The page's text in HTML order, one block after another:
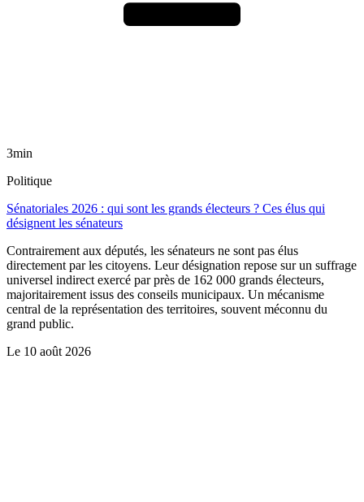
3min
Politique
Sénatoriales 2026 : qui sont les grands électeurs ? Ces élus qui
désignent les sénateurs
Contrairement aux députés, les sénateurs ne sont pas élus
directement par les citoyens. Leur désignation repose sur un suffrage
universel indirect exercé par près de 162 000 grands électeurs,
majoritairement issus des conseils municipaux. Un mécanisme
central de la représentation des territoires, souvent méconnu du
grand public.
Le 10 août 2026